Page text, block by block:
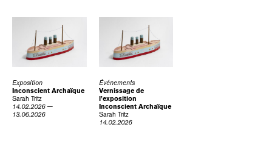
Exposition
Inconscient Archaïque
Sarah Tritz
14.02.2026 —
13.06.2026
Événements
Vernissage de
l’exposition
Inconscient Archaïque
Sarah Tritz
14.02.2026